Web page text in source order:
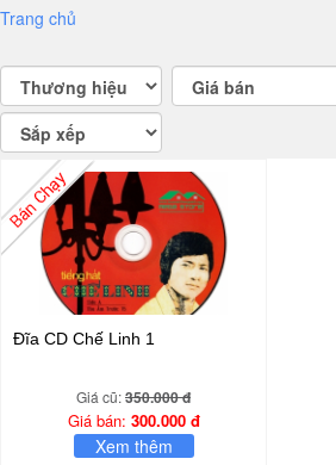
Trang chủ
Đĩa CD Chế Linh 1
Giá cũ:350.000 đ
Giá bán: 300.000 đ
Xem thêm